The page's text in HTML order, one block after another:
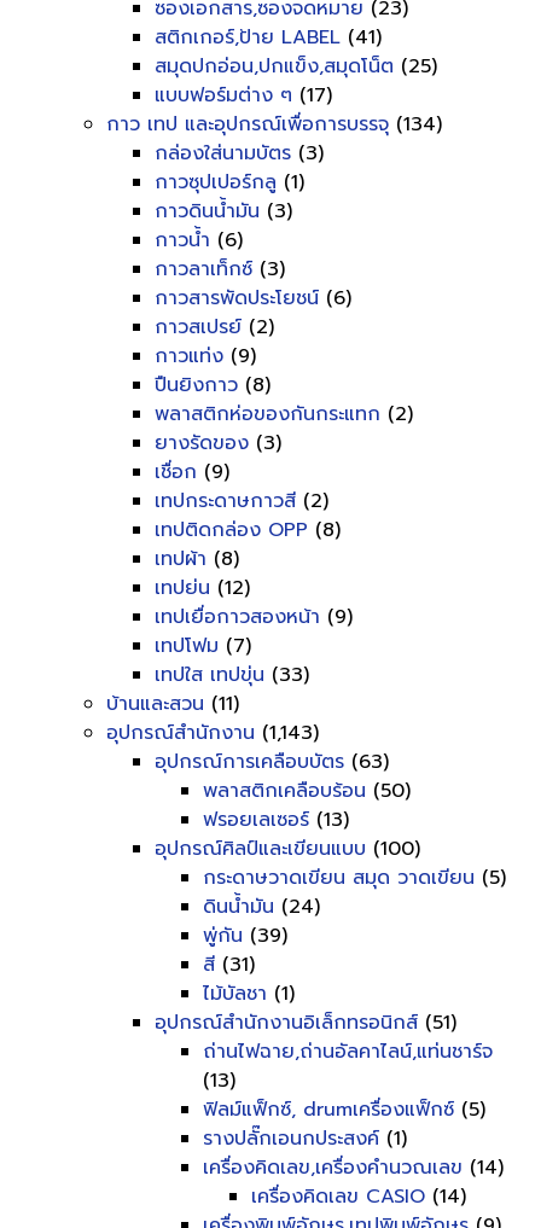
ซองเอกสาร,ซองจดหมาย (23)
สติกเกอร์,ป้าย LABEL (41)
สมุดปกอ่อน,ปกแข็ง,สมุดโน็ต (25)
แบบฟอร์มต่าง ๆ (17)
กาว เทป และอุปกรณ์เพื่อการบรรจุ (134)
กล่องใส่นามบัตร (3)
กาวซุปเปอร์กลู (1)
กาวดินน้ำมัน (3)
กาวน้ำ (6)
กาวลาเท็กซ์ (3)
กาวสารพัดประโยชน์ (6)
กาวสเปรย์ (2)
กาวแท่ง (9)
ปืนยิงกาว (8)
พลาสติกห่อของกันกระแทก (2)
ยางรัดของ (3)
เชื่อก (9)
เทปกระดาษกาวสี (2)
เทปติดกล่อง OPP (8)
เทปผ้า (8)
เทปย่น (12)
เทปเยื่อกาวสองหน้า (9)
เทปโฟม (7)
เทปใส เทปขุ่น (33)
บ้านและสวน (11)
อุปกรณ์สำนักงาน (1,143)
อุปกรณ์การเคลือบบัตร (63)
พลาสติกเคลือบร้อน (50)
ฟรอยเลเซอร์ (13)
อุปกรณ์ศิลป์และเขียนแบบ (100)
กระดาษวาดเขียน สมุด วาดเขียน (5)
ดินน้ำมัน (24)
พู่กัน (39)
สี (31)
ไม้บัลชา (1)
อุปกรณ์สำนักงานอิเล็กทรอนิกส์ (51)
ถ่านไฟฉาย,ถ่านอัลคาไลน์,แท่นชาร์จ
(13)
ฟิลม์แฟ็กซ์, drumเครื่องแฟ็กซ์ (5)
รางปลั๊กเอนกประสงค์ (1)
เครื่องคิดเลข,เครื่องคำนวณเลข (14)
เครื่องคิดเลข CASIO (14)